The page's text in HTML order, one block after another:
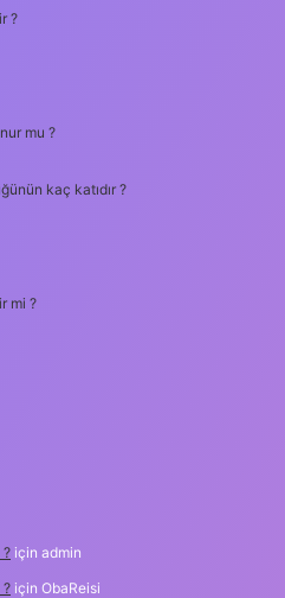
?
mu ?
kaç katıdır ?
mi ?
için admin
için ObaReisi